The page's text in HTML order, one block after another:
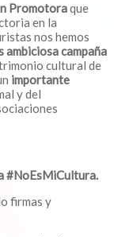
Promotoraque
en la
nos hemos
ambiciosa campaña
cultural de
importante
y del
#NoEsMiCultura.
firmas y